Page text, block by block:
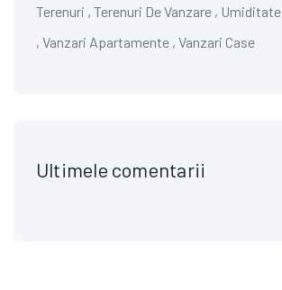
Terenuri , Terenuri De Vanzare , Umiditate
, Vanzari Apartamente , Vanzari Case
Ultimele comentarii